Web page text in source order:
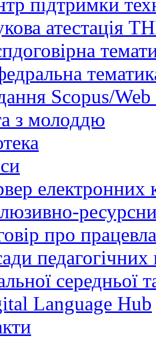
атестація
Scopus/
з молоддю
про
педагогічних
середньої
Language Hub